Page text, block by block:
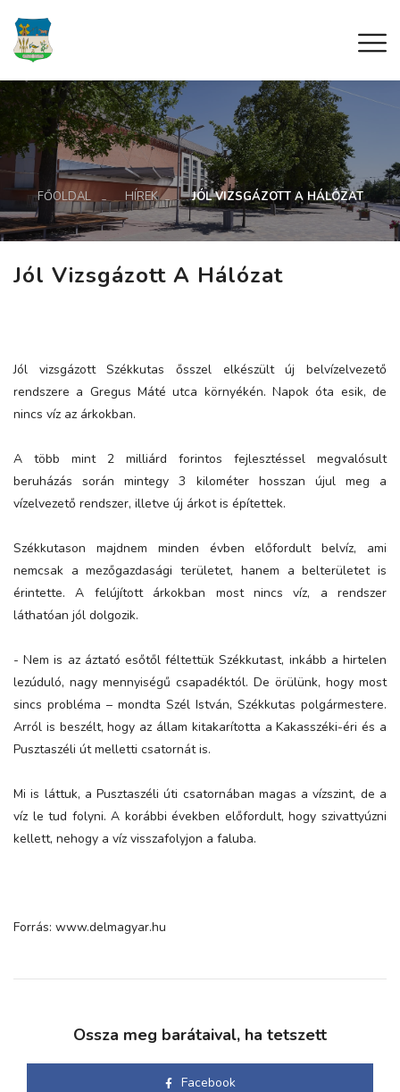
FŐOLDAL HÍREK JÓL VIZSGÁZOTT A HÁLÓZAT
Jól Vizsgázott A Hálózat
Jól vizsgázott Székkutas ősszel elkészült új belvízelvezető
rendszere a Gregus Máté utca környékén. Napok óta esik, de
nincs víz az árkokban.
A több mint 2 milliárd forintos fejlesztéssel megvalósult
beruházás során mintegy 3 kilométer hosszan újul meg a
vízelvezető rendszer, illetve új árkot is építettek.
Székkutason majdnem minden évben előfordult belvíz, ami
nemcsak a mezőgazdasági területet, hanem a belterületet is
érintette. A felújított árkokban most nincs víz, a rendszer
láthatóan jól dolgozik.
- Nem is az áztató esőtől féltettük Székkutast, inkább a hirtelen
lezúduló, nagy mennyiségű csapadéktól. De örülünk, hogy most
sincs probléma – mondta Szél István, Székkutas polgármestere.
Arról is beszélt, hogy az állam kitakarította a Kakasszéki-éri és a
Pusztaszéli út melletti csatornát is.
Mi is láttuk, a Pusztaszéli úti csatornában magas a vízszint, de a
víz le tud folyni. A korábbi években előfordult, hogy szivattyúzni
kellett, nehogy a víz visszafolyjon a faluba.
Forrás: www.delmagyar.hu
Ossza meg barátaival, ha tetszett
Facebook